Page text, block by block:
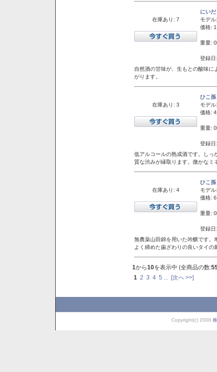
在庫あり: 7
にい
モデル:
価格:
重量:
登録
自然酒の甘味が、生もとの酸味
がります。
在庫あり: 3
ひこ
モデル:
価格:
重量:
登録
低アルコールの熟成酒です。しっ
質な渋みが縁取ります。微かなミ
在庫あり: 4
ひこ
モデル:
価格:
重量:
登録
無農薬山田錦を用いた吟醸です
よく締めた歯ざわりの良いタイ
1から10を表示中 (全商品の数:
1 2 3 4 5 [次へ >>]
Copyright(c) 2008